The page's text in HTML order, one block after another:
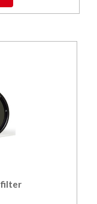
filter